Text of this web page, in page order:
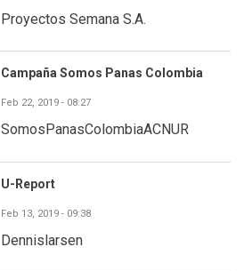
Proyectos Semana S.A.
Campaña Somos Panas Colombia
Feb 22, 2019 - 08:27
SomosPanasColombiaACNUR
U-Report
Feb 13, 2019 - 09:38
Dennislarsen